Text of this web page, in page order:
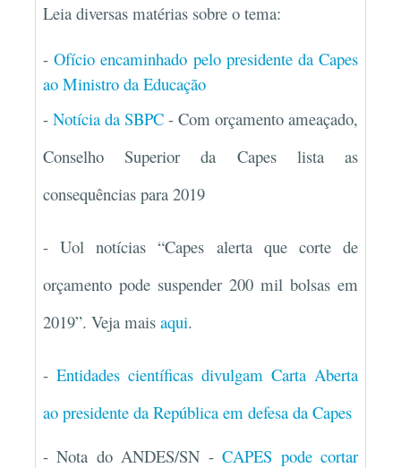
Leia diversas matérias sobre o tema:
-Ofício encaminhado pelo presidente da Capes
ao Ministro da Educação
- Notícia da SBPC - Com orçamento ameaçado,
Conselho Superior da Capes lista as
consequências para 2019
- Uol notícias “Capes alerta que corte de
orçamento pode suspender 200 mil bolsas em
2019”. Veja mais aqui.
- Entidades científicas divulgam Carta Aberta
ao presidente da República em defesa da Capes
- Nota do ANDES/SN -CAPES pode cortar